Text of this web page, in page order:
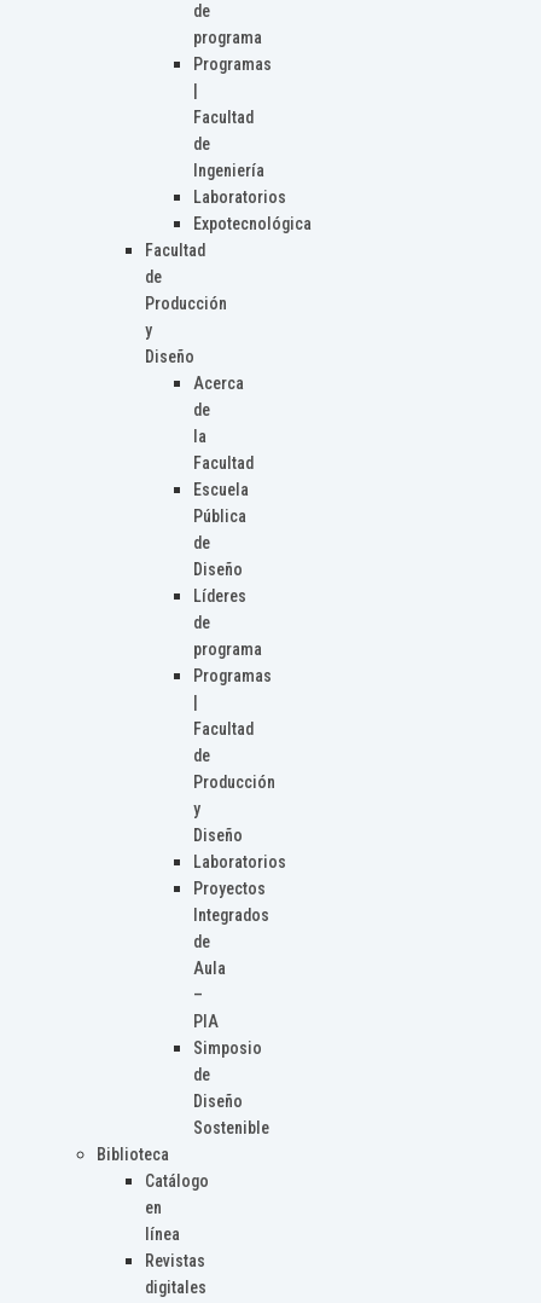
de
programa
Programas
Facultad
de
Ingeniería
Laboratorios
Expotecnológica
Facultad
de
Producción
y
Diseño
Acerca
de
la
Facultad
Escuela
Pública
de
Diseño
Líderes
de
programa
Programas
Facultad
de
Producción
y
Diseño
Laboratorios
Proyectos
Integrados
de
Aula
–
PIA
Simposio
de
Diseño
Sostenible
Biblioteca
Catálogo
en
línea
Revistas
digitales